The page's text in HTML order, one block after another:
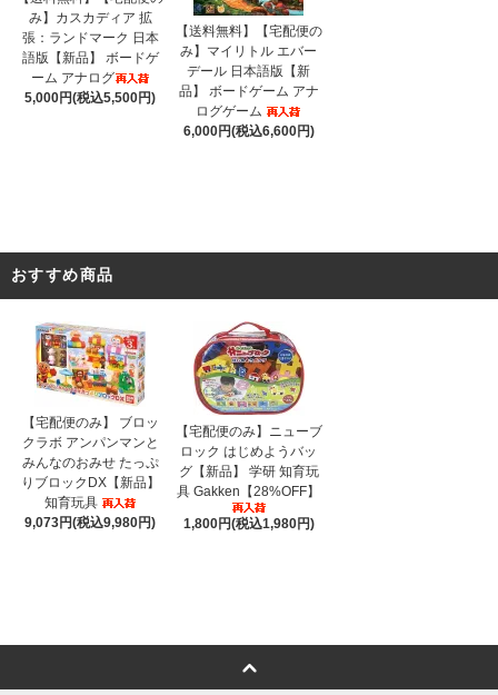
み】カスカディア 拡
張：ランドマーク 日本
語版【新品】 ボードゲ
ーム アナログ
5,000円(税込5,500円)
【送料無料】【宅配便の
み】マイリトル エバー
デール 日本語版【新
品】 ボードゲーム アナ
ログゲーム
6,000円(税込6,600円)
おすすめ商品
【宅配便のみ】 ブロッ
クラボ アンパンマンと
みんなのおみせ たっぷ
りブロックDX【新品】
知育玩具
9,073円(税込9,980円)
【宅配便のみ】ニューブ
ロック はじめようバッ
グ【新品】 学研 知育玩
具 Gakken【28%OFF】
1,800円(税込1,980円)